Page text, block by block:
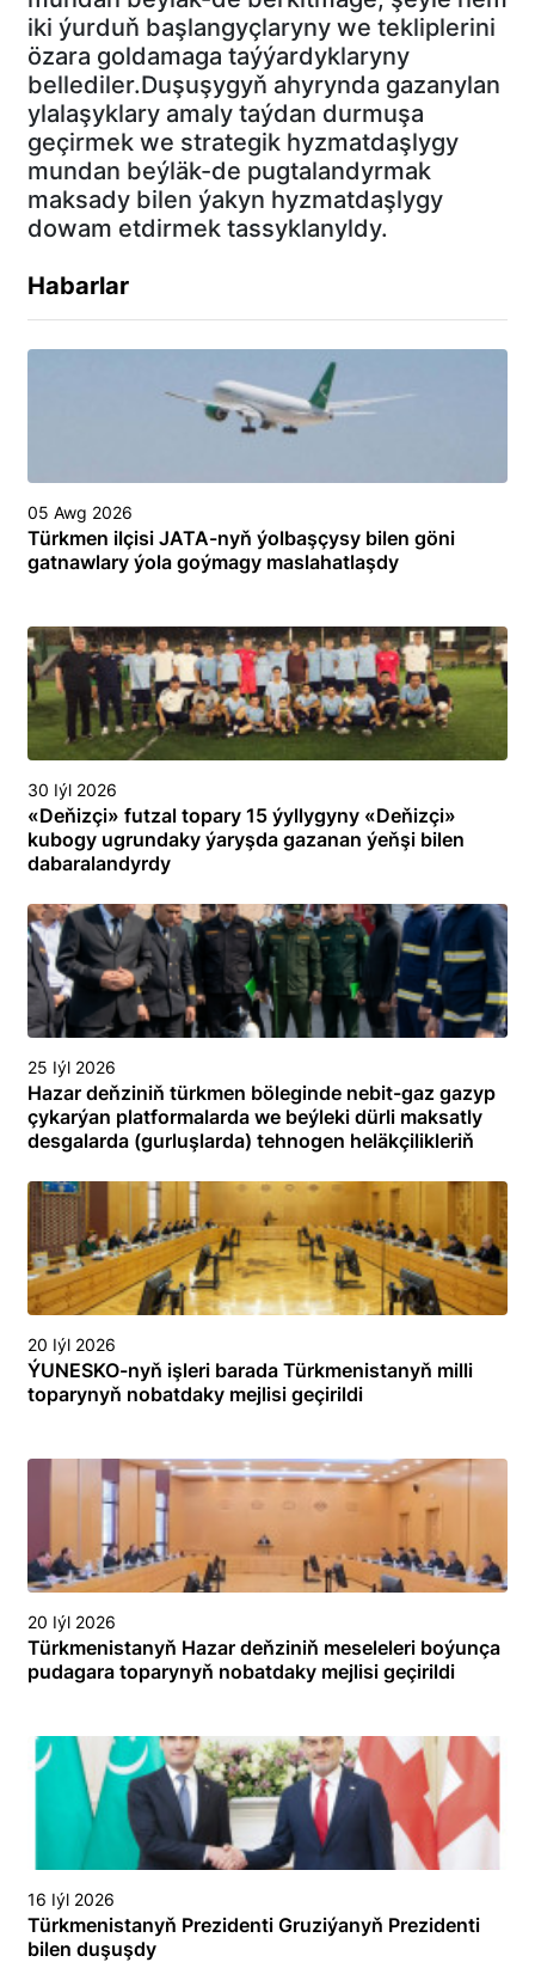
iki ýurduň başlangyçlaryny we tekliplerini
özara goldamaga taýýardyklaryny
bellediler.Duşuşygyň ahyrynda gazanylan
ylalaşyklary amaly taýdan durmuşa
geçirmek we strategik hyzmatdaşlygy
mundan beýläk-de pugtalandyrmak
maksady bilen ýakyn hyzmatdaşlygy
dowam etdirmek tassyklanyldy.
Habarlar
05 Awg 2026
Türkmen ilçisi JATA-nyň ýolbaşçysy bilen göni
gatnawlary ýola goýmagy maslahatlaşdy
30 Iýl 2026
«Deňizçi» futzal topary 15 ýyllygyny «Deňizçi»
kubogy ugrundaky ýaryşda gazanan ýeňşi bilen
dabaralandyrdy
25 Iýl 2026
Hazar deňziniň türkmen böleginde nebit-gaz gazyp
çykarýan platformalarda we beýleki dürli maksatly
desgalarda (gurluşlarda) tehnogen heläkçilikleriň
toplumlaýyn türgenleşik okuwy
20 Iýl 2026
ÝUNESKO-nyň işleri barada Türkmenistanyň milli
toparynyň nobatdaky mejlisi geçirildi
20 Iýl 2026
Türkmenistanyň Hazar deňziniň meseleleri boýunça
pudagara toparynyň nobatdaky mejlisi geçirildi
16 Iýl 2026
Türkmenistanyň Prezidenti Gruziýanyň Prezidenti
bilen duşuşdy